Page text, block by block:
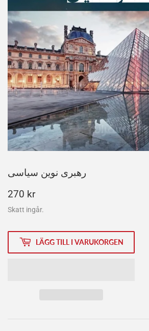
رهبری نوین سیاسی
270 kr270
kr
Skatt ingår.
LÄGG TILL I VARUKORGEN